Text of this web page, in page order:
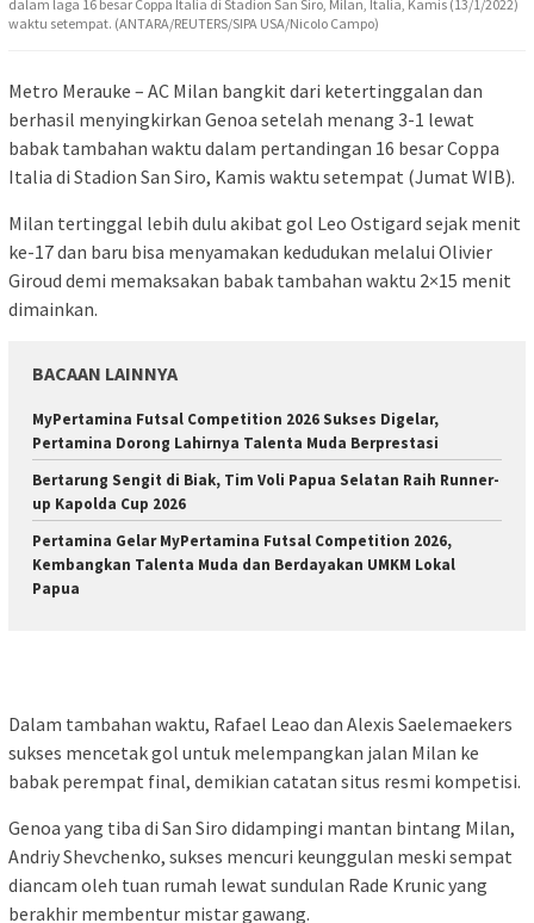
dalam laga 16 besar Coppa Italia di Stadion San Siro, Milan, Italia, Kamis (13/1/2022)
waktu setempat. (ANTARA/REUTERS/SIPA USA/Nicolo Campo)
Metro Merauke – AC Milan bangkit dari ketertinggalan dan
berhasil menyingkirkan Genoa setelah menang 3-1 lewat
babak tambahan waktu dalam pertandingan 16 besar Coppa
Italia di Stadion San Siro, Kamis waktu setempat (Jumat WIB).
Milan tertinggal lebih dulu akibat gol Leo Ostigard sejak menit
ke-17 dan baru bisa menyamakan kedudukan melalui Olivier
Giroud demi memaksakan babak tambahan waktu 2×15 menit
dimainkan.
BACAAN LAINNYA
MyPertamina Futsal Competition 2026 Sukses Digelar,
Pertamina Dorong Lahirnya Talenta Muda Berprestasi
​Bertarung Sengit di Biak, Tim Voli Papua Selatan Raih Runner-
up Kapolda Cup 2026
Pertamina Gelar MyPertamina Futsal Competition 2026,
Kembangkan Talenta Muda dan Berdayakan UMKM Lokal
Papua
Dalam tambahan waktu, Rafael Leao dan Alexis Saelemaekers
sukses mencetak gol untuk melempangkan jalan Milan ke
babak perempat final, demikian catatan situs resmi kompetisi.
Genoa yang tiba di San Siro didampingi mantan bintang Milan,
Andriy Shevchenko, sukses mencuri keunggulan meski sempat
diancam oleh tuan rumah lewat sundulan Rade Krunic yang
berakhir membentur mistar gawang.